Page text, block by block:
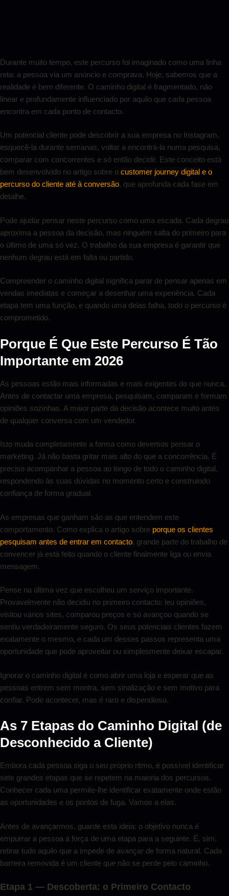
Durante muito tempo, este percurso foi imaginado como uma linha
reta: a pessoa via um anúncio e comprava. Hoje, sabemos que a
realidade é bem diferente. O caminho digital é fragmentado, não
linear e profundamente influenciado por aquilo que cada pessoa
encontra em cada ponto de contacto.
Um potencial cliente pode descobrir a sua empresa no Instagram,
esquecê-la durante semanas, voltar a encontrá-la numa pesquisa,
comparar com concorrentes e só então decidir. Este conceito está
bem desenvolvido no artigo sobre o customer journey digital e o
percurso do cliente até à conversão, que aprofunda cada fase em
detalhe.
Pode ajudar pensar neste percurso como uma escada. Cada degrau
aproxima a pessoa da decisão, mas ninguém salta do primeiro para
o último de uma só vez. O trabalho da sua empresa é garantir que
nenhum degrau está em falta ou partido.
Compreender o caminho digital significa parar de pensar apenas em
vendas imediatas e começar a desenhar uma experiência. Cada
etapa tem uma função, e quando uma delas falha, todo o percurso é
comprometido.
Porque É Que Este Percurso É Tão
Importante em 2026
As pessoas estão mais informadas e mais exigentes do que nunca.
Antes de contactar uma empresa, pesquisam, comparam e formam
opiniões sozinhas. A maior parte da decisão acontece muito antes
de qualquer conversa com um vendedor.
Isto muda completamente a forma como devemos pensar o
marketing. Já não basta gritar mais alto do que a concorrência. É
preciso acompanhar a pessoa ao longo de todo o caminho digital,
respondendo às suas dúvidas no momento certo e construindo
confiança de forma gradual.
As empresas que ganham são as que entendem este
comportamento. Como explica o artigo sobre porque os clientes
pesquisam antes de entrar em contacto, grande parte do trabalho de
convencer já está feito quando o cliente finalmente liga ou envia
mensagem.
Pense na última vez que escolheu um serviço importante.
Provavelmente não decidiu no primeiro contacto: leu opiniões,
visitou vários sites, comparou preços e só avançou quando se
sentiu verdadeiramente seguro. Os seus potenciais clientes fazem
exatamente o mesmo, e cada um desses passos representa uma
oportunidade que pode aproveitar ou simplesmente deixar escapar.
Ignorar o caminho digital é como abrir uma loja e esperar que as
pessoas entrem sem montra, sem sinalização e sem motivo para
confiar. Pode acontecer, mas é raro e dispendioso.
As 7 Etapas do Caminho Digital (de
Desconhecido a Cliente)
Embora cada pessoa siga o seu próprio ritmo, é possível identificar
sete grandes etapas que se repetem na maioria dos percursos.
Conhecer cada uma permite-lhe identificar exatamente onde estão
as oportunidades e os pontos de fuga. Vamos a elas.
Antes de avançarmos, guarde esta ideia: o objetivo nunca é
empurrar a pessoa à força de uma etapa para a seguinte. É, sim,
retirar tudo aquilo que a impede de avançar de forma natural. Cada
barreira removida é um cliente que não se perde pelo caminho.
Etapa 1 — Descoberta: o Primeiro Contacto